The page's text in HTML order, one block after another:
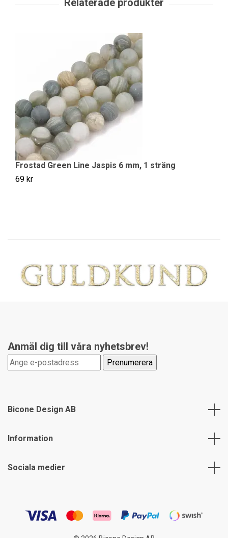
Frostad Green Line Jaspis 6 mm, 1 sträng
69 kr
Anmäl dig till våra nyhetsbrev!
Bicone Design AB
Information
Sociala medier